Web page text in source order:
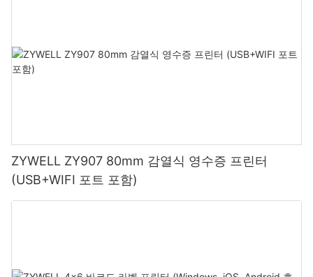
ZYWELL ZY907 80mm 감열식 영수증 프린터
(USB+WIFI 포트 포함)